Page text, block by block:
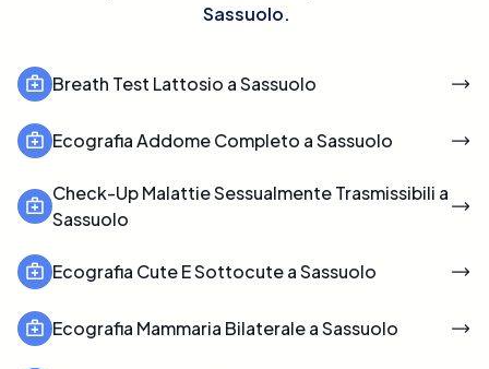
Sassuolo.
Breath Test Lattosio a Sassuolo
Ecografia Addome Completo a Sassuolo
Check-Up Malattie Sessualmente Trasmissibili a
Sassuolo
Ecografia Cute E Sottocute a Sassuolo
Ecografia Mammaria Bilaterale a Sassuolo